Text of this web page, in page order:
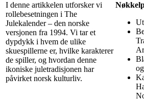
I denne artikkelen utforsker vi
rollebesetningen i The
Julekalender – den norske
versjonen fra 1994. Vi tar et
dypdykk i hvem de ulike
skuespillerne er, hvilke karakterer
de spiller, og hvordan denne
ikoniske juletradisjonen har
påvirket norsk kulturliv.